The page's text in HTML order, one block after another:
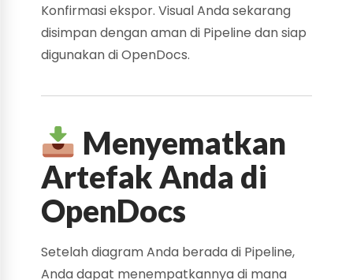
Konfirmasi ekspor. Visual Anda sekarang
disimpan dengan aman di Pipeline dan siap
digunakan di OpenDocs.
Menyematkan
Artefak Anda di
OpenDocs
Setelah diagram Anda berada di Pipeline,
Anda dapat menempatkannya di mana